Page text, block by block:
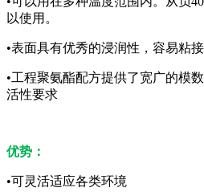
以使用。
•表面具有优秀的浸润性，容易粘
•工程聚氨酯配方提供了宽广的模
活性要求
优势：
•可灵活适应各类环境